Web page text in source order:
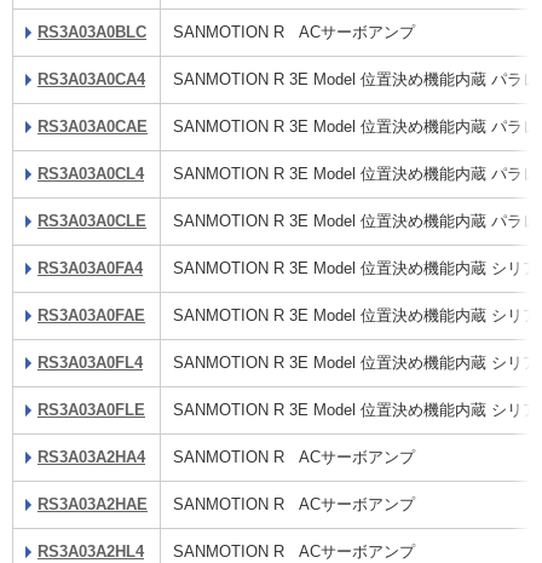
RS3A03A0BLC SANMOTION R ACサーボアンプ
RS3A03A0CA4 SANMOTION R 3E Model 位置決め機能内蔵 パラ
RS3A03A0CAE SANMOTION R 3E Model 位置決め機能内蔵 パラ
RS3A03A0CL4 SANMOTION R 3E Model 位置決め機能内蔵 パラ
RS3A03A0CLE SANMOTION R 3E Model 位置決め機能内蔵 パラ
RS3A03A0FA4 SANMOTION R 3E Model 位置決め機能内蔵 シリ
RS3A03A0FAE SANMOTION R 3E Model 位置決め機能内蔵 シリ
RS3A03A0FL4 SANMOTION R 3E Model 位置決め機能内蔵 シリ
RS3A03A0FLE SANMOTION R 3E Model 位置決め機能内蔵 シリ
RS3A03A2HA4 SANMOTION R ACサーボアンプ
RS3A03A2HAE SANMOTION R ACサーボアンプ
RS3A03A2HL4 SANMOTION R ACサーボアンプ